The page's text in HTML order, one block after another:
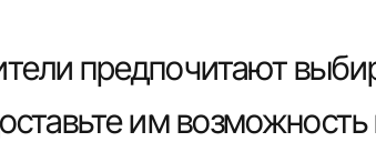
предпочитают
им